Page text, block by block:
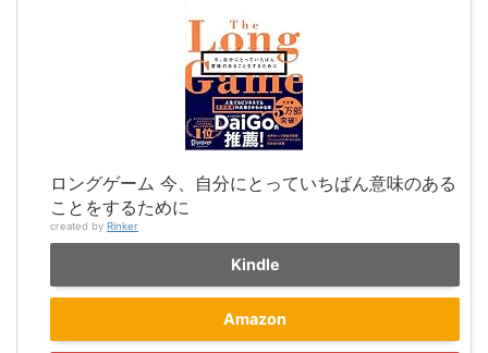
ロングゲーム 今、自分にとっていちばん意味のある
ことをするために
created by Rinker
Kindle
Amazon